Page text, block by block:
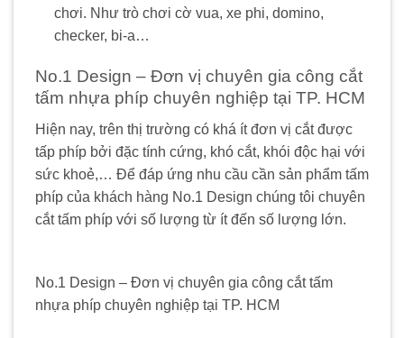
chơi. Như trò chơi cờ vua, xe phi, domino,
checker, bi-a…
No.1 Design – Đơn vị chuyên gia công cắt
tấm nhựa phíp chuyên nghiệp tại TP. HCM
Hiện nay, trên thị trường có khá ít đơn vị cắt được
tấp phíp bởi đặc tính cứng, khó cắt, khói độc hại với
sức khoẻ,… Để đáp ứng nhu cầu cần sản phẩm tấm
phíp của khách hàng No.1 Design chúng tôi chuyên
cắt tấm phíp với số lượng từ ít đến số lượng lớn.
No.1 Design – Đơn vị chuyên gia công cắt tấm
nhựa phíp chuyên nghiệp tại TP. HCM